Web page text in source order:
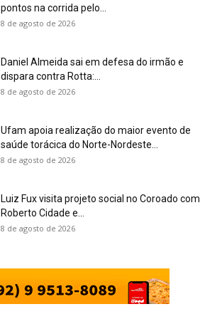
pontos na corrida pelo...
8 de agosto de 2026
Daniel Almeida sai em defesa do irmão e
dispara contra Rotta:...
8 de agosto de 2026
Ufam apoia realização do maior evento de
saúde torácica do Norte-Nordeste...
8 de agosto de 2026
Luiz Fux visita projeto social no Coroado com
Roberto Cidade e...
8 de agosto de 2026